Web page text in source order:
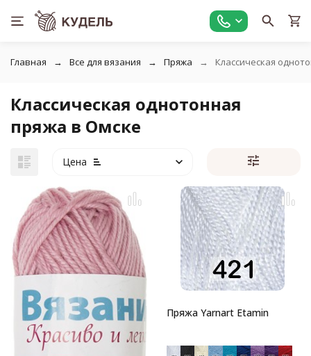
Главная Все для вязания Пряжа Классическая
Классическая однотонная
пряжа в Омске
Цена
Пряжа Yarnart Etamin